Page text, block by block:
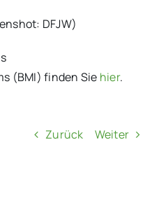
DFJW)
(BMI) finden Sie hier.
Zurück Weiter